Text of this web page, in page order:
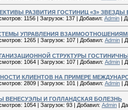
РАЗВИТИЯ ГОСТИНИЦ «3» ЗВЕЗДЫ
1156 Загрузок: 137 Добавил: Admin
УПРАВЛЕНИЯ
1265 | Загрузок: 107 | Добавил: Admin |
СТРУКТУРЫ
1064 | Загрузок: 107 | Добавил: Admin |
КЛИЕНТОВ НА ПРИМЕРЕ
2809 Загрузок: 101 Добавил: Admin
ВЕНЕСУЭЛЫ И ГОЛЛАНДСКАЯ БОЛЕЗНЬ
1054 | Загрузок: 93 | Добавил: Admin |